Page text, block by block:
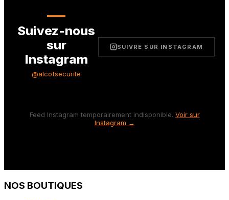
Suivez-nous
sur
Instagram
@alcofsecurite
SUIVRE SUR INSTAGRAM
Feed Instagram temporairement indisponible. Voir sur
Instagram →
NOS BOUTIQUES